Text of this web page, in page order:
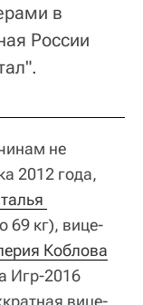
в
России
не
2012 года,
69 кг), вице-
Коблова
Игр-2016
вице-